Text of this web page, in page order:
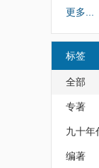
更多...
标签
全部
专著
九十年
编著